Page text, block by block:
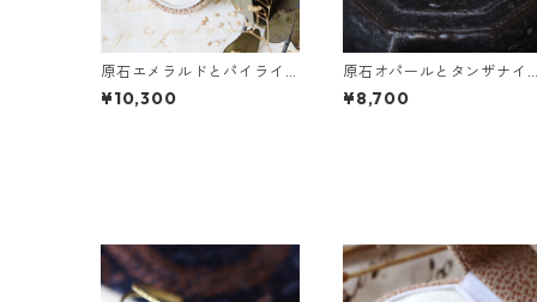
原石エメラルドとパイライ
トとクレマチスの葉ピアス
¥10,300
原石オパールとタンザナイ
トのピアス
¥8,700